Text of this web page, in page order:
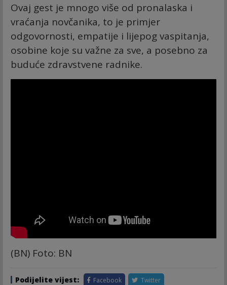
Ovaj gest je mnogo više od pronalaska i
vraćanja novčanika, to je primjer
odgovornosti, empatije i lijepog vaspitanja,
osobine koje su važne za sve, a posebno za
buduće zdravstvene radnike.
(BN) Foto: BN
Podijelite vijest: Facebook Twitter